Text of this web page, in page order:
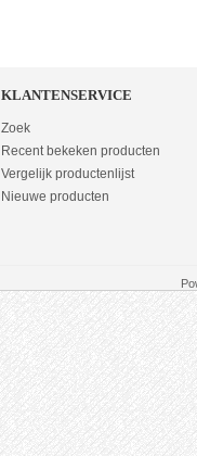
KLANTENSERVICE
Zoek
Recent bekeken producten
Vergelijk productenlijst
Nieuwe producten